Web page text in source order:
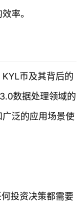
率。
币及其背后的
数据处理领域的
泛的应用场景使
投资决策都需要